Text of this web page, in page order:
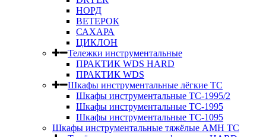
НОРД
ВЕТЕРОК
САХАРА
ЦИКЛОН
Тележки инструментальные
ПРАКТИК WDS HARD
ПРАКТИК WDS
Шкафы инструментальные лёгкие ТС
Шкафы инструментальные ТС-1995/2
Шкафы инструментальные TC-1995
Шкафы инструментальные TC-1095
Шкафы инструментальные тяжёлые AMH TC